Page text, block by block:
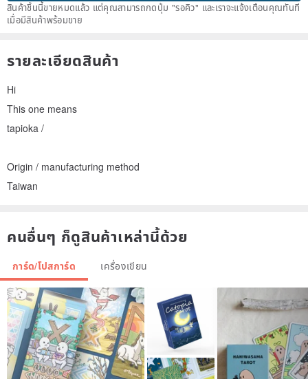
สินค้าชิ้นนี้ขายหมดแล้ว แต่คุณสามารถกดปุ่ม "รอคิว" และเราจะแจ้งเตือนคุณทันที
เมื่อมีสินค้าพร้อมขาย
รายละเอียดสินค้า
Hi
This one means
tapioka /
Origin / manufacturing method
Taiwan
คนอื่นๆ ก็ดูสินค้าเหล่านี้ด้วย
การ์ด/โปสการ์ด เครื่องเขียน